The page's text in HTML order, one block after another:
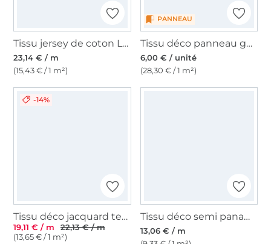
Tissu jersey de coton La Pat' Patrouille Girls Team, rose fuchsia
23,14 € / m
(15,43 € / 1 m²)
PANNEAU
Tissu déco panneau gobelin Chiot teckel, 46x46 cm
6,00 € / unité
(28,30 € / 1 m²)
-14%
Tissu déco jacquard teckel, beige
19,11 € / m
22,13 € / m
(13,65 € / 1 m²)
Tissu déco semi panama Dog Breed Mix, vert
13,06 € / m